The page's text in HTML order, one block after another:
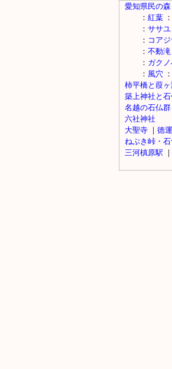
愛知県民の森
： 紅葉：
： ササユ
： コア
： 不動滝
： ガク
： 風穴 ：
柿平橋と葭ヶ
築上神社と
名越の石仏群
六社神社
大聖寺｜ 徳
ねぶき峠・
三河槙原駅